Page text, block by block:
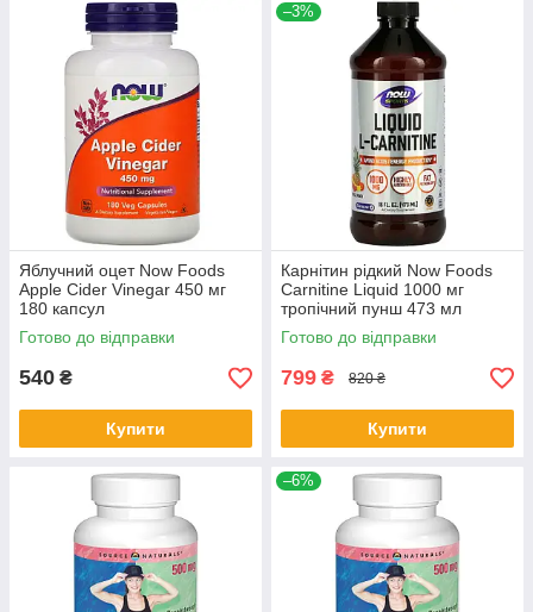
Яблучний оцет Now Foods
Apple Cider Vinegar 450 мг
180 капсул
Готово до відправки
540 ₴
Купити
–3%
Карнітин рідкий Now Foods
Carnitine Liquid 1000 мг
тропічний пунш 473 мл
Готово до відправки
799 ₴ 820 ₴
Купити
–6%